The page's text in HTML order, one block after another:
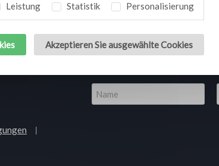
Leistung Statistik Personalisierung
Akzeptieren Sie ausgewählte Cookies
Lass dich
Melden Sie sich für unseren